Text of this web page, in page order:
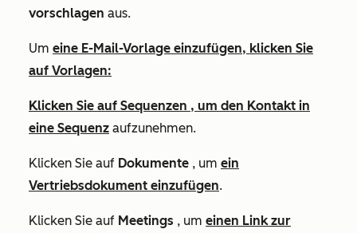
vorschlagen aus.
Um eine E-Mail-Vorlage einzufügen, klicken Sie
auf Vorlagen:
Klicken Sie auf Sequenzen , um den Kontakt in
eine Sequenz aufzunehmen.
Klicken Sie auf Dokumente , um ein
Vertriebsdokument einzufügen.
Klicken Sie auf Meetings , um einen Link zur